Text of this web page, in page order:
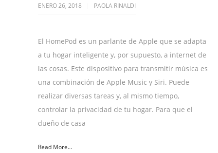
ENERO 26, 2018 PAOLA RINALDI
El HomePod es un parlante de Apple que se adapta
a tu hogar inteligente y, por supuesto, a internet de
las cosas. Este dispositivo para transmitir música es
una combinación de Apple Music y Siri. Puede
realizar diversas tareas y, al mismo tiempo,
controlar la privacidad de tu hogar. Para que el
dueño de casa
Read More...